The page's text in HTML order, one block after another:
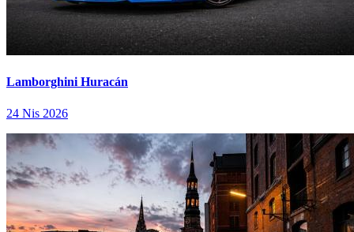
Lamborghini Huracán
24 Nis 2026